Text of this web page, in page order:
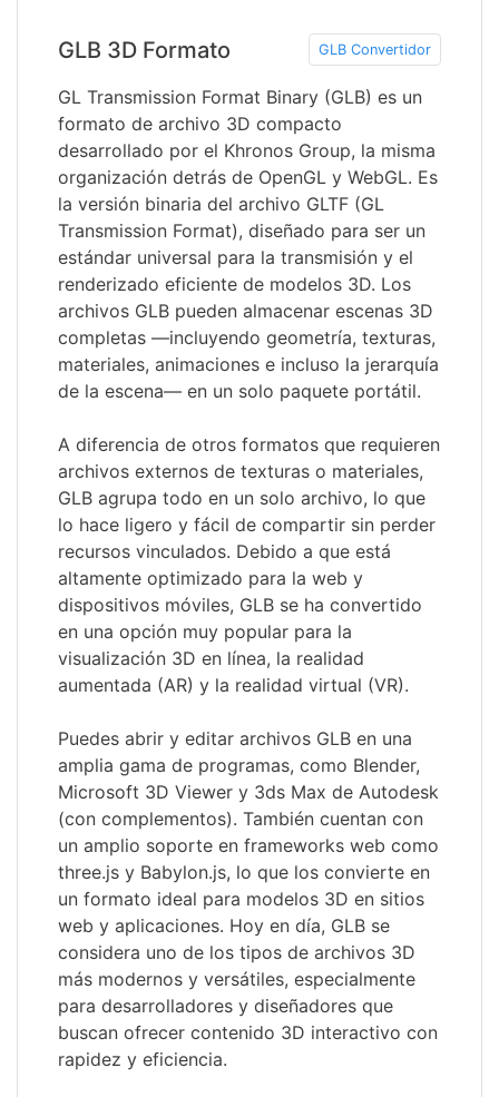
GLB 3D Formato GLB Convertidor
GL Transmission Format Binary (GLB) es un
formato de archivo 3D compacto
desarrollado por el Khronos Group, la misma
organización detrás de OpenGL y WebGL. Es
la versión binaria del archivo GLTF (GL
Transmission Format), diseñado para ser un
estándar universal para la transmisión y el
renderizado eficiente de modelos 3D. Los
archivos GLB pueden almacenar escenas 3D
completas —incluyendo geometría, texturas,
materiales, animaciones e incluso la jerarquía
de la escena— en un solo paquete portátil.
A diferencia de otros formatos que requieren
archivos externos de texturas o materiales,
GLB agrupa todo en un solo archivo, lo que
lo hace ligero y fácil de compartir sin perder
recursos vinculados. Debido a que está
altamente optimizado para la web y
dispositivos móviles, GLB se ha convertido
en una opción muy popular para la
visualización 3D en línea, la realidad
aumentada (AR) y la realidad virtual (VR).
Puedes abrir y editar archivos GLB en una
amplia gama de programas, como Blender,
Microsoft 3D Viewer y 3ds Max de Autodesk
(con complementos). También cuentan con
un amplio soporte en frameworks web como
three.js y Babylon.js, lo que los convierte en
un formato ideal para modelos 3D en sitios
web y aplicaciones. Hoy en día, GLB se
considera uno de los tipos de archivos 3D
más modernos y versátiles, especialmente
para desarrolladores y diseñadores que
buscan ofrecer contenido 3D interactivo con
rapidez y eficiencia.